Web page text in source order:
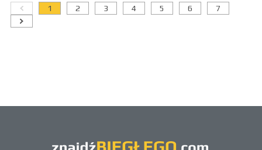
1 2 3 4 5 6 7